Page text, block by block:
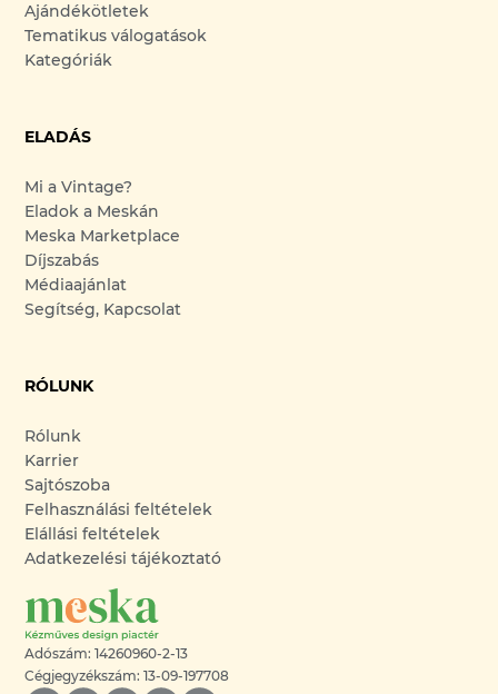
Ajándékötletek
Tematikus válogatások
Kategóriák
ELADÁS
Mi a Vintage?
Eladok a Meskán
Meska Marketplace
Díjszabás
Médiaajánlat
Segítség, Kapcsolat
RÓLUNK
Rólunk
Karrier
Sajtószoba
Felhasználási feltételek
Elállási feltételek
Adatkezelési tájékoztató
Adószám: 14260960-2-13
Cégjegyzékszám: 13-09-197708